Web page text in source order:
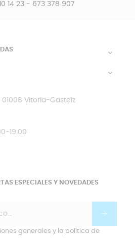
14 23- 673 378 907


Vitoria-Gasteiz
19:00
ESPECIALES Y NOVEDADES
generales y la política de